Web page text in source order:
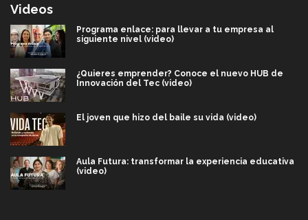
Videos
Programa enlace: para llevar a tu empresa al
siguiente nivel (video)
¿Quieres emprender? Conoce el nuevo HUB de
Innovación del Tec (video)
El joven que hizo del baile su vida (video)
Aula Futura: transformar la experiencia educativa
(video)